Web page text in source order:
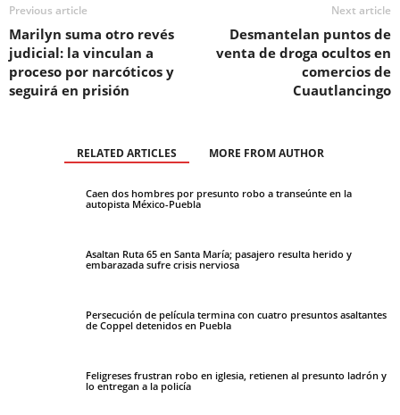
Previous article
Marilyn suma otro revés
judicial: la vinculan a
proceso por narcóticos y
seguirá en prisión
Next article
Desmantelan puntos de
venta de droga ocultos en
comercios de
Cuautlancingo
RELATED ARTICLES MORE FROM AUTHOR
Caen dos hombres por presunto robo a transeúnte en la
autopista México-Puebla
Asaltan Ruta 65 en Santa María; pasajero resulta herido y
embarazada sufre crisis nerviosa
Persecución de película termina con cuatro presuntos asaltantes
de Coppel detenidos en Puebla
Feligreses frustran robo en iglesia, retienen al presunto ladrón y
lo entregan a la policía